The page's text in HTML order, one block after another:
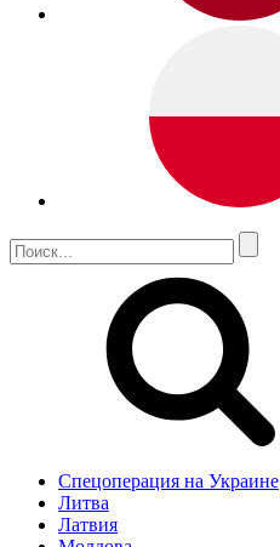
Спецоперация на Украине
Литва
Латвия